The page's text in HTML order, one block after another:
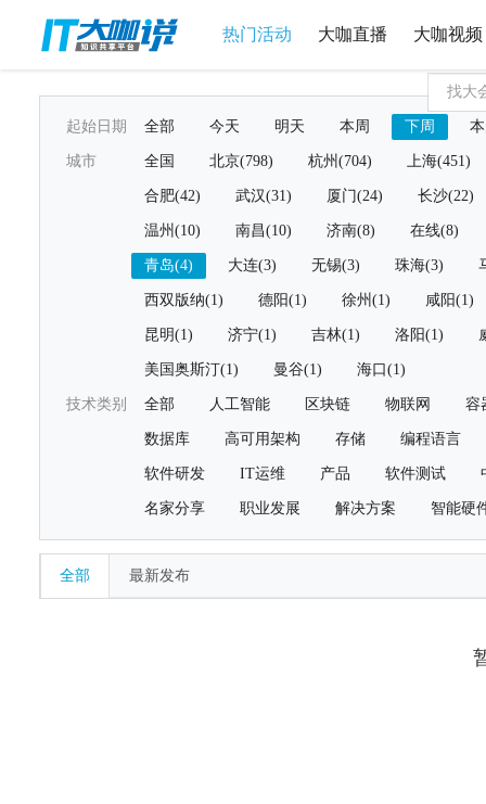
热门活动 大咖直播 大咖视频
起始日期 全部 今天 明天 本周 下周
城市 全国 北京(798) 杭州(704) 上海(451)
合肥(42) 武汉(31) 厦门(24) 长沙(22)
温州(10) 南昌(10) 济南(8) 在线(8)
青岛(4) 大连(3) 无锡(3) 珠海(3)
西双版纳(1) 德阳(1) 徐州(1) 咸阳(1)
昆明(1) 济宁(1) 吉林(1) 洛阳(1)
美国奥斯汀(1) 曼谷(1) 海口(1)
技术类别 全部 人工智能 区块链 物联网 容
数据库 高可用架构 存储 编程语言
软件研发 IT运维 产品 软件测试
名家分享 职业发展 解决方案 智能硬
全部 最新发布